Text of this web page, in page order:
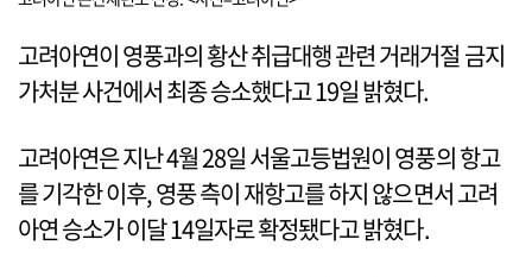
고려아연이 영풍과의 황산 취급대행 관련 거래거절 금지
가처분 사건에서 최종 승소했다고 19일 밝혔다.
고려아연은 지난 4월 28일 서울고등법원이 영풍의 항고
를 기각한 이후, 영풍 측이 재항고를 하지 않으면서 고려
아연 승소가 이달 14일자로 확정됐다고 밝혔다.